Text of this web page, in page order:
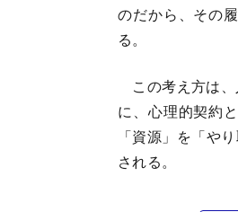
のだから、その
る。
この考え方は、
に、心理的契約
「資源」を「や
される。